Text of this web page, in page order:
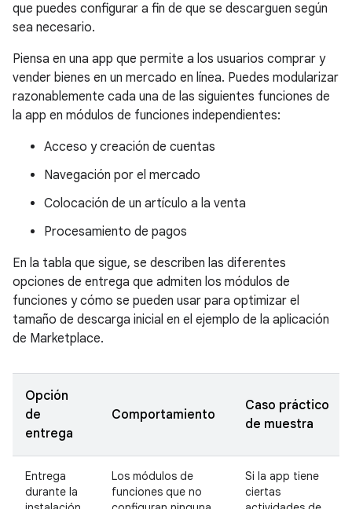
que puedes configurar a fin de que se descarguen según
sea necesario.
Piensa en una app que permite a los usuarios comprar y
vender bienes en un mercado en línea. Puedes modularizar
razonablemente cada una de las siguientes funciones de
la app en módulos de funciones independientes:
Acceso y creación de cuentas
Navegación por el mercado
Colocación de un artículo a la venta
Procesamiento de pagos
En la tabla que sigue, se describen las diferentes
opciones de entrega que admiten los módulos de
funciones y cómo se pueden usar para optimizar el
tamaño de descarga inicial en el ejemplo de la aplicación
de Marketplace.
Opción
de
entrega
Comportamiento
Caso práctico
de muestra
Entrega
durante la
Los módulos de
funciones que no
Si la app tiene
ciertas